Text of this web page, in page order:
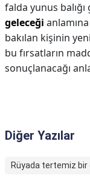
falda yunus
geleceği
bakılan kişinin
bu fırsatların
sonuçlanacağı
Diğer Yazılar
Rüyada tertemiz